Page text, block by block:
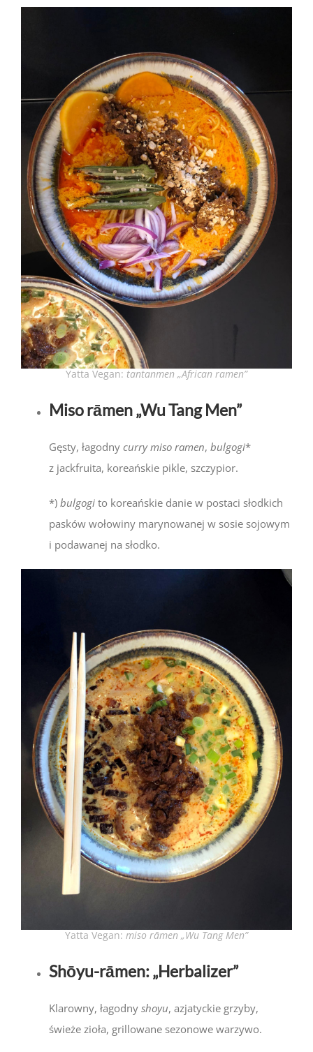
Yatta Vegan: tantanmen „African ramen”
Miso rāmen „Wu Tang Men”
Gęsty, łagodny curry miso ramen, bulgogi*
z jackfruita, koreańskie pikle, szczypior.
*) bulgogi to koreańskie danie w postaci słodkich
pasków wołowiny marynowanej w sosie sojowym
i podawanej na słodko.
Yatta Vegan: miso rāmen „Wu Tang Men”
Shōyu-rāmen:„Herbalizer”
Klarowny, łagodny shoyu, azjatyckie grzyby,
świeże zioła, grillowane sezonowe warzywo.